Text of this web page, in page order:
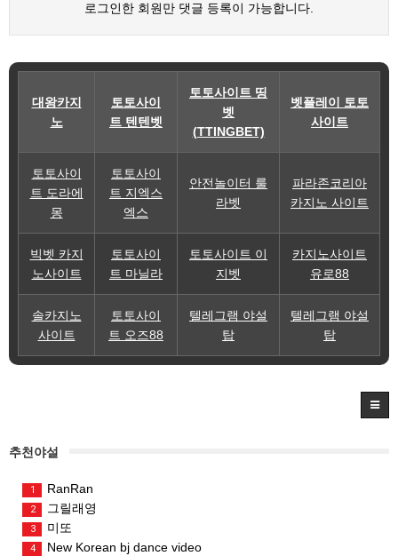
로그인한 회원만 댓글 등록이 가능합니다.
대왕카지
노
토토사이
트 텐텐벳
토토사이트 띵
벳
(TTINGBET)
벳플레이 토토
사이트
토토사이
트 도라에
몽
토토사이
트 지엑스
엑스
안전놀이터 룰
라벳
파라존코리아
카지노 사이트
빅벳 카지
노사이트
토토사이
트 마닐라
토토사이트 이
지벳
카지노사이트
유로88
솔카지노
사이트
토토사이
트 오즈88
텔레그램 야설
탑
텔레그램 야설
탑
추천야설
1 RanRan
2 그릴래영
3 미또
4 New Korean bj dance video